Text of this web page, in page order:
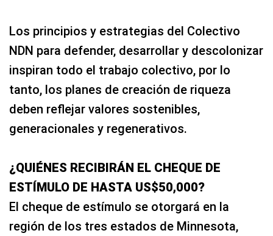
Los principios y estrategias del Colectivo
NDN para defender, desarrollar y descolonizar
inspiran todo el trabajo colectivo, por lo
tanto, los planes de creación de riqueza
deben reflejar valores sostenibles,
generacionales y regenerativos.
¿QUIÉNES RECIBIRÁN EL CHEQUE DE
ESTÍMULO DE HASTA US$50,000?
El cheque de estímulo se otorgará en la
región de los tres estados de Minnesota,